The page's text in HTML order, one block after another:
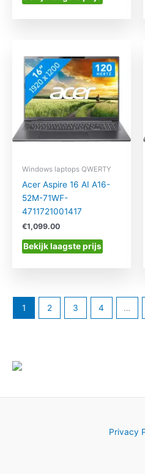
Windows laptops QWERTY
Acer Aspire 16 AI A16-
52M-71WF-
4711721001417
€1,099.00
Bekijk laagste prijs
1 2 3 4 …
Privacy